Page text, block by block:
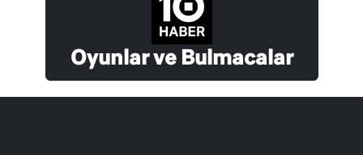
Oyunlar ve Bulmacalar